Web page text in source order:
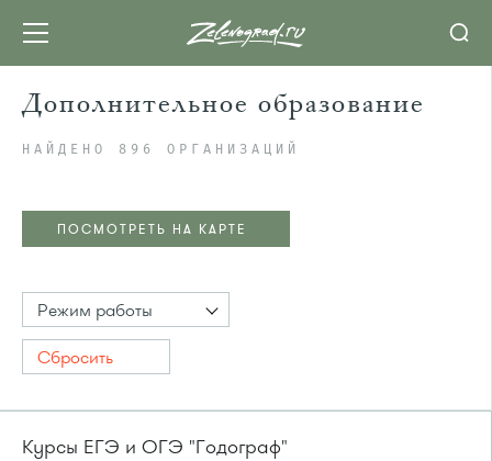
Дополнительное образование
НАЙДЕНО 896 ОРГАНИЗАЦИЙ
ПОСМОТРЕТЬ НА КАРТЕ
Режим работы
Сбросить
Курсы ЕГЭ и ОГЭ "Годограф"